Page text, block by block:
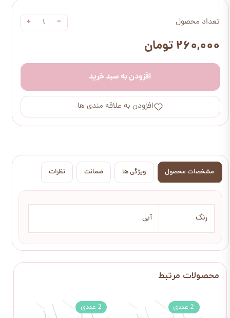
تعداد محصول −
+
۲۶۰,۰۰۰ تومان
افزودن به سبد خرید
افزودن به علاقه مندی ها
مشخصات محصول ویژگی ها ضمانت نظرات
رنگ آبی
2 عددی 2 عددی